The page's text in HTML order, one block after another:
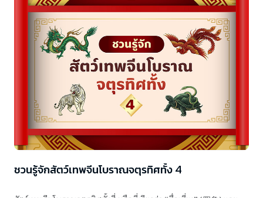
ชวนรู้จักสัตว์เทพจีนโบราณจตุรทิศทั้ง 4